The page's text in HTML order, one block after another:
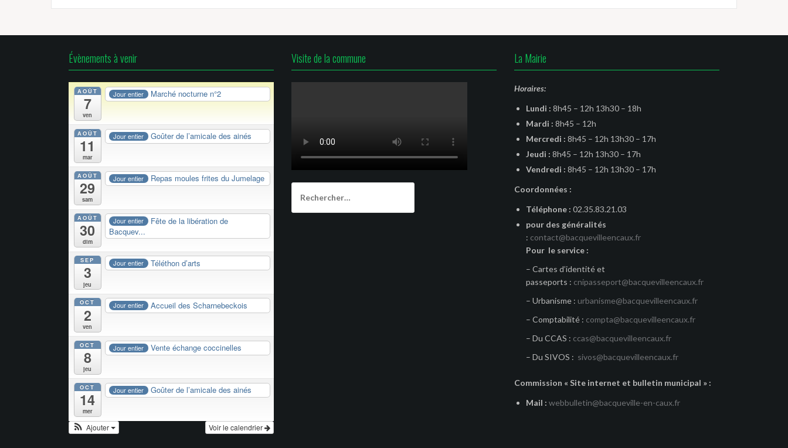
Évènements à venir
AOÛT
7
ven
Jour entier Marché nocturne n°2
AOÛT
11
mar
Jour entier Goûter de l’amicale des ainés
AOÛT
29
sam
Jour entier Repas moules frites du Jumelage
AOÛT
30
dim
Jour entier
Fête de la libération de
Bacquev...
SEP
3
jeu
Jour entier Téléthon d’arts
OCT
2
ven
Jour entier Accueil des Scharnebeckois
OCT
8
jeu
Jour entier Vente échange coccinelles
OCT
14
mer
Jour entier Goûter de l’amicale des ainés
Voir le calendrier
Ajouter
Visite de la commune La Mairie
Horaires:
Lundi : 8h45 – 12h 13h30 – 18h
Mardi : 8h45 – 12h
Mercredi : 8h45 – 12h 13h30 – 17h
Jeudi : 8h45 – 12h 13h30 – 17h
Vendredi : 8h45 – 12h 13h30 – 17h
Coordonnées :
Téléphone : 02.35.83.21.03
pour des généralités
: contact@bacquevilleencaux.fr
Pour le service :
– Cartes d’identité et
passeports : cnipasseport@bacquevilleencaux.fr
– Urbanisme : urbanisme@bacquevilleencaux.fr
– Comptabilité : compta@bacquevilleencaux.fr
– Du CCAS : ccas@bacquevilleencaux.fr
– Du SIVOS : sivos@bacquevilleencaux.fr
Commission « Site internet et bulletin municipal » :
Mail : webbulletin@bacqueville-en-caux.fr